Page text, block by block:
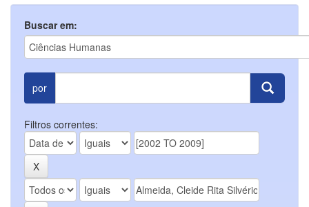
Buscar em:
por
Filtros correntes: